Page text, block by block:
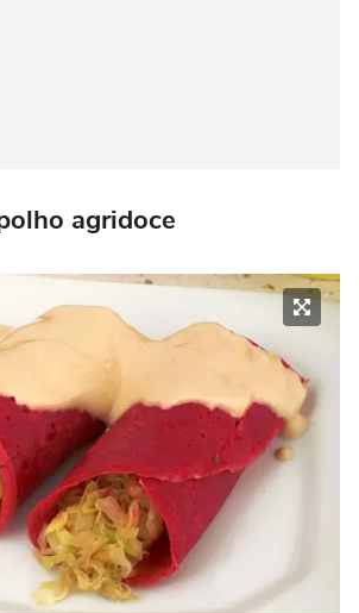
agridoce